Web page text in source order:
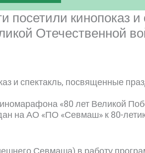
m
посетили кинопоказ
Отечественной
и спектакль, посвященные
«80 лет Великой
на АО «ПО «Севмаш» к 80-
Севмаша) в работу